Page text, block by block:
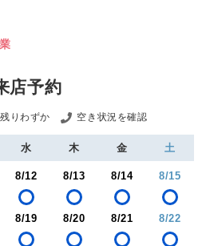
店予約
残りわずか 空き状況を確認
水 木 金 土
8/12 8/13 8/14 8/15
8/19 8/20 8/21 8/22